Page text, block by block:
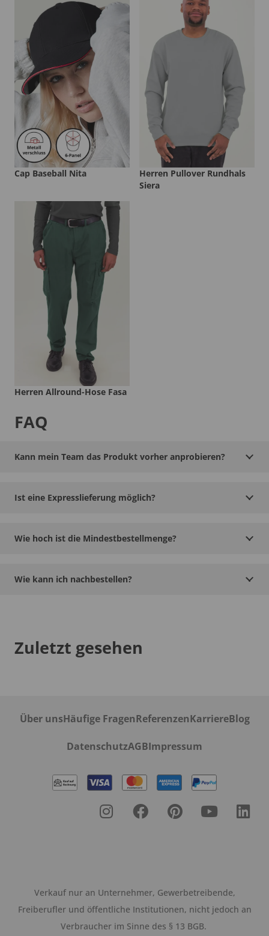
Cap Baseball Nita
Herren Pullover Rundhals
Siera
Herren Allround-Hose Fasa
FAQ
Kann mein Team das Produkt vorher anprobieren?
Ist eine Expresslieferung möglich?
Wie hoch ist die Mindestbestellmenge?
Wie kann ich nachbestellen?
Zuletzt gesehen
Über unsHäufige FragenReferenzenKarriereBlog
DatenschutzAGBImpressum
Verkauf nur an Unternehmer, Gewerbetreibende,
Freiberufler und öffentliche Institutionen, nicht jedoch an
Verbraucher im Sinne des § 13 BGB.